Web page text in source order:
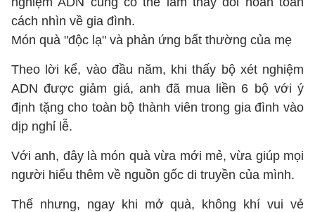
cách nhìn về gia đình.
Món quà "độc lạ" và phản ứng bất thường của mẹ
Theo lời kể, vào đầu năm, khi thấy bộ xét nghiệm
ADN được giảm giá, anh đã mua liền 6 bộ với ý
định tặng cho toàn bộ thành viên trong gia đình vào
dịp nghỉ lễ.
Với anh, đây là món quà vừa mới mẻ, vừa giúp mọi
người hiểu thêm về nguồn gốc di truyền của mình.
Thế nhưng, ngay khi mở quà, không khí vui vẻ